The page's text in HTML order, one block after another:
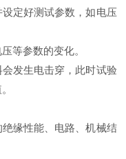
定好测试参数，如电压
等参数的变化。
发生电击穿，此时试验
缘性能、电路、机械结